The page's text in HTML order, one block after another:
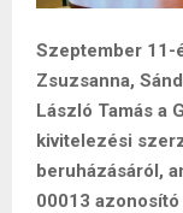
Szeptember 11-
Zsuzsanna,
László Tamás a
kivitelezési
beruházásáról,
00013